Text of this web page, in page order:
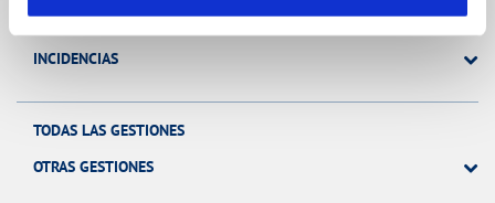
MODIFICACIÓN DE DATOS
INCIDENCIAS
TODAS LAS GESTIONES
OTRAS GESTIONES